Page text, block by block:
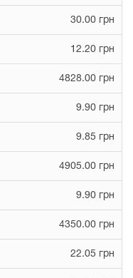
30.00 грн
12.20 грн
4828.00 грн
9.90 грн
9.85 грн
4905.00 грн
9.90 грн
4350.00 грн
22.05 грн